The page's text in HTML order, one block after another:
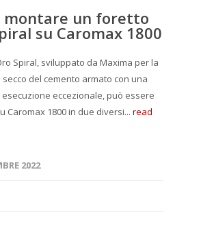
montare un foretto
su Caromax 1800
Spiral, sviluppato da Maxima per la
del cemento armato con una
eccezionale, può essere
Caromax 1800 in due diversi... read
2022